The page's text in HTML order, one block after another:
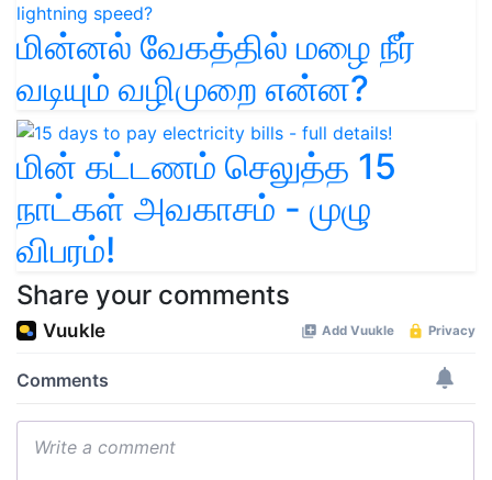
மின்னல் வேகத்தில் மழை நீர்
வடியும் வழிமுறை என்ன?
மின் கட்டணம் செலுத்த 15
நாட்கள் அவகாசம் - முழு
விபரம்!
Share your comments